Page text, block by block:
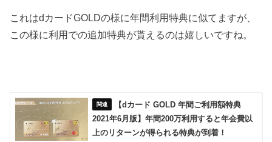
これはdカードGOLDの様に年間利用特典に似てますが、
この様に利用での追加特典が貰えるのは嬉しいですね。
【dカード GOLD 年間ご利用額特典
2021年6月版】年間200万利用すると年会費以
上のリターンが得られる特典が到着！